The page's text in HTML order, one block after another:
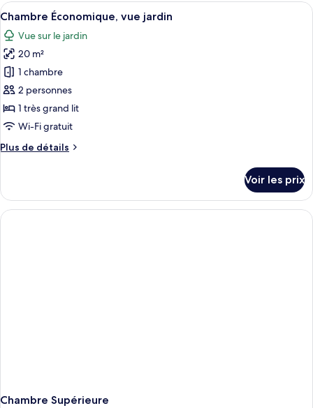
Afficher
toutes
les
photos
pour
ce
type
de
chambre :
Chambre
jardin
Chambre Économique, vue jardin |
13
Chambre Économique, vue jardin
Vue sur le jardin
20 m²
1 chambre
2 personnes
1 très grand lit
Wi-Fi gratuit
Plus de détails
Plus
le
type
de
Voir les prix
Chambre Supérieure